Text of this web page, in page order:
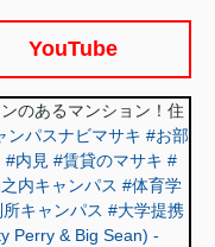
YouTube
のあるマンション！住
ンパスナビマサキ #お部
#内見 #賃貸のマサキ #
内キャンパス #体育学
キャンパス #大学提携
Perry & Big Sean) -